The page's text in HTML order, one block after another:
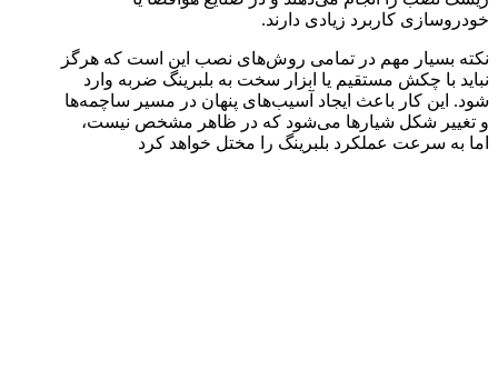
خودروسازی کاربرد زیادی دارند.
نکته بسیار مهم در تمامی روش‌های نصب این است که هرگز
نباید با چکش مستقیم یا ابزار سخت به بلبرینگ ضربه وارد
شود. این کار باعث ایجاد آسیب‌های پنهان در مسیر ساچمه‌ها
و تغییر شکل شیارها می‌شود که در ظاهر مشخص نیست،
اما به سرعت عملکرد بلبرینگ را مختل خواهد کرد